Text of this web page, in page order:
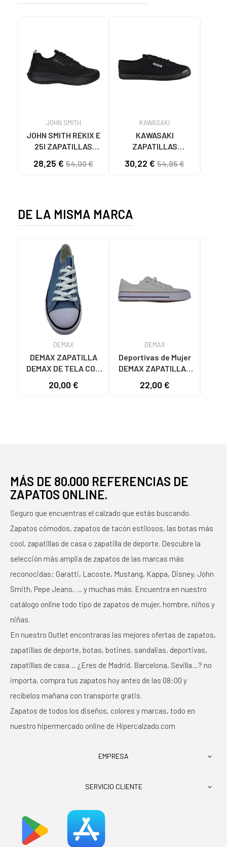
JOHN SMITH
JOHN SMITH REKIX E
25I ZAPATILLAS
NEGRO NEGRO
28,25 € 54,00 €
KAWASAKI
KAWASAKI
ZAPATILLAS
CANVAS K192495
30,22 € 54,95 €
DE LA MISMA MARCA
DEMAX
DEMAX ZAPATILLA
DEMAX DE TELA CON
VAQUERO
20,00 €
DEMAX
Deportivas de Mujer
DEMAX ZAPATILLAS
PUNTERA DE GOMA
22,00 €
MÁS DE 80.000 REFERENCIAS DE
ZAPATOS ONLINE.
Seguro que encuentras el calzado que estás buscando.
Zapatos cómodos, zapatos de tacón estilosos, las botas más
cool, zapatillas de casa o zapatilla de deporte. Descubre la
selección más amplia de zapatos de las marcas más
reconocidas: Garatti, Lacoste, Mustang, Kappa, Disney, John
Smith, Pepe Jeans, … y muchas más. Encuentra en nuestro
catálogo online todo tipo de zapatos de mujer, hombre, niños y
niñas.
En nuestro Outlet encontraras las mejores ofertas de zapatos,
zapatillas de deporte, botas, botines, sandalias, deportivas,
zapatillas de casa… ¿Eres de Madrid, Barcelona, Sevilla…? no
importa, compra tus zapatos hoy antes de las 08:00 y
recíbelos mañana con transporte gratis.
Zapatos de todos los diseños, colores y marcas, todo en
nuestro hipermercado online de Hipercalzado.com
EMPRESA 
SERVICIO CLIENTE 